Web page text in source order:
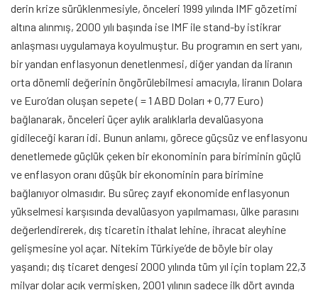
derin krize sürüklenmesiyle, önceleri 1999 yılında IMF gözetimi
altına alınmış, 2000 yılı başında ise IMF ile stand-by istikrar
anlaşması uygulamaya koyulmuştur. Bu programın en sert yanı,
bir yandan enflasyonun denetlenmesi, diğer yandan da liranın
orta dönemli değerinin öngörülebilmesi amacıyla, liranın Dolara
ve Euro’dan oluşan sepete ( = 1 ABD Doları + 0,77 Euro)
bağlanarak, önceleri üçer aylık aralıklarla devalüasyona
gidileceği kararı idi. Bunun anlamı, görece güçsüz ve enflasyonu
denetlemede güçlük çeken bir ekonominin para biriminin güçlü
ve enflasyon oranı düşük bir ekonominin para birimine
bağlanıyor olmasıdır. Bu süreç zayıf ekonomide enflasyonun
yükselmesi karşısında devalüasyon yapılmaması, ülke parasını
değerlendirerek, dış ticaretin ithalat lehine, ihracat aleyhine
gelişmesine yol açar. Nitekim Türkiye’de de böyle bir olay
yaşandı; dış ticaret dengesi 2000 yılında tüm yıl için toplam 22,3
milyar dolar açık vermişken, 2001 yılının sadece ilk dört ayında